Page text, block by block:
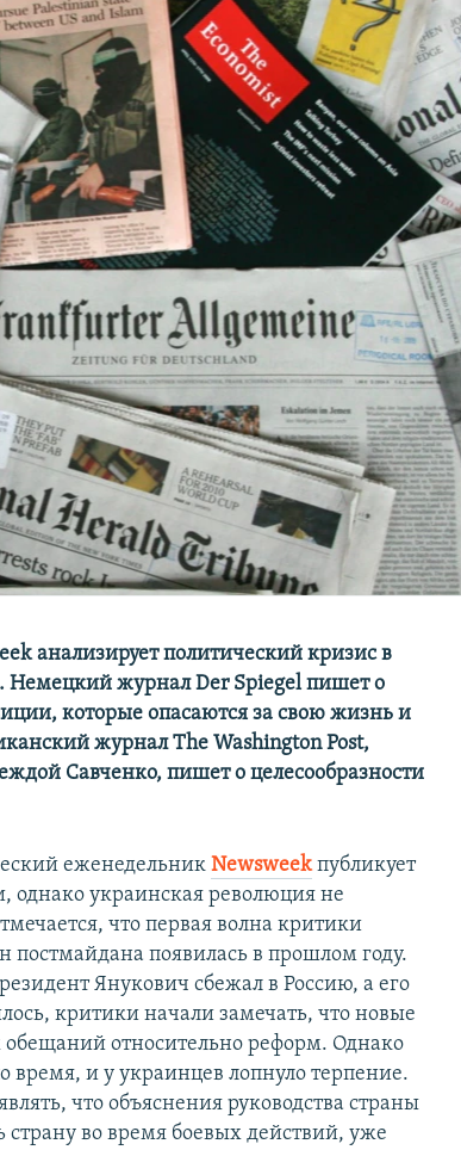
анализирует политический кризис в
журнал Der Spiegel пишет о
которые опасаются за свою жизнь и
журнал The Washington Post,
Савченко, пишет о целесообразности
еженедельникNewsweekпубликует
однако украинская революция не
что первая волна критики
постмайдана появилась в прошлом году.
Янукович сбежал в Россию, а его
критики начали замечать, что новые
относительно реформ. Однако
и у украинцев лопнуло терпение.
что объяснения руководства страны
во время боевых действий, уже